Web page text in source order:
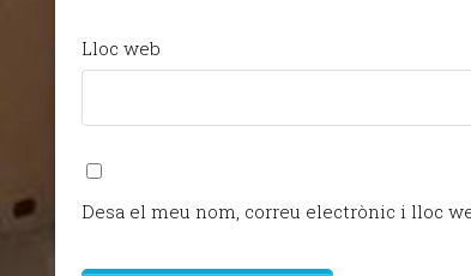
Lloc web
Desa el meu nom, correu electrònic i lloc